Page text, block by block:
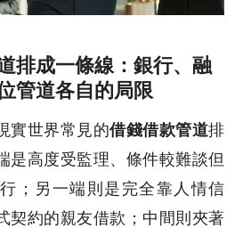
排成一條線：銀行、融
管道各自的局限
實世界常見的借錢借款管道排
是高度受監理、條件較難談但
；另一端則是完全靠人情信
契約的親友借款；中間則夾著